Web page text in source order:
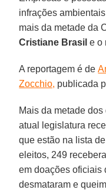
infrações
mais da metade da
Cristiane Brasil e o
A reportagem é de
Zocchio, publicada
Mais da metade
atual legislatura
que estão na lista
eleitos, 249
em doações oficiais
desmataram e